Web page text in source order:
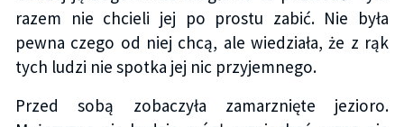
razem nie chcieli jej po prostu zabić. Nie była
pewna czego od niej chcą, ale wiedziała, że z rąk
tych ludzi nie spotka jej nic przyjemnego.
Przed sobą zobaczyła zamarznięte jezioro.